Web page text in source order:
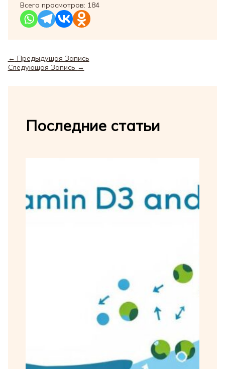
Всего просмотров: 184
← Предыдущая Запись
Следующая Запись →
Последние статьи